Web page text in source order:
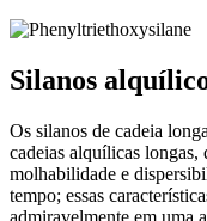
Silanos
Os silanos de cadeia
cadeias alquílicas
molhabilidade e
tempo; essas
admiravelmente em uma